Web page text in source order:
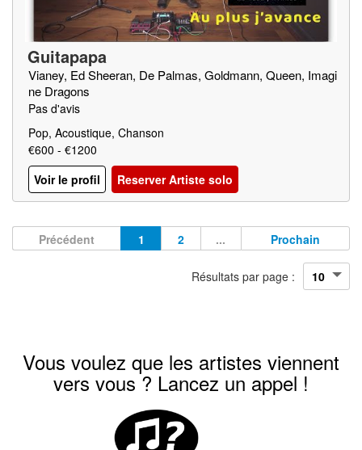
Guitapapa
Vianey, Ed Sheeran, De Palmas, Goldmann, Queen, Imagi
ne Dragons
Pas d'avis
Pop, Acoustique, Chanson
€600 - €1200
Voir le profil
Reserver Artiste solo
Précédent 1 2 ... Prochain
Résultats par page :
Vous voulez que les artistes viennent
vers vous ? Lancez un appel !